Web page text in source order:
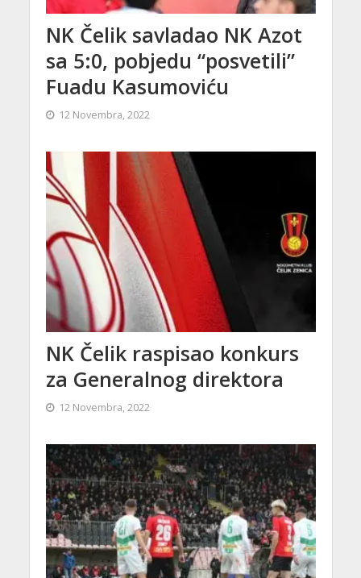
NK Čelik savladao NK Azot
sa 5:0, pobjedu “posvetili”
Fuadu Kasumoviću
12 Novembra, 2022
NK Čelik raspisao konkurs
za Generalnog direktora
12 Novembra, 2022